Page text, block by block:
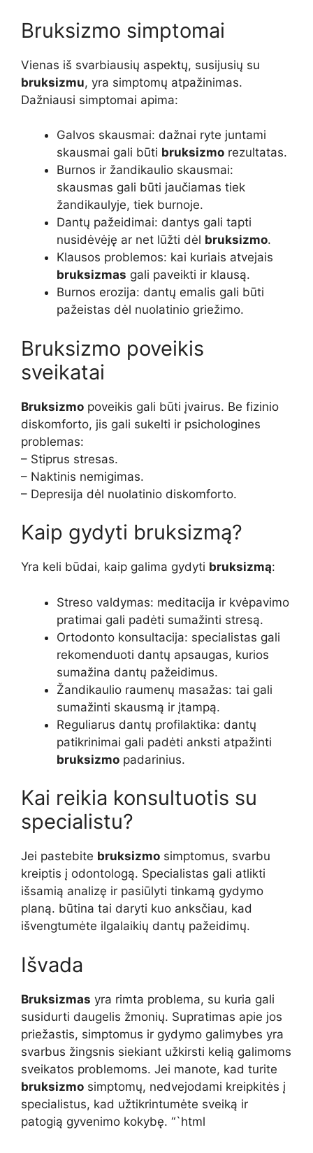
Bruksizmo simptomai
Vienas iš svarbiausių aspektų, susijusių su
bruksizmu, yra simptomų atpažinimas.
Dažniausi simptomai apima:
Galvos skausmai: dažnai ryte juntami
skausmai gali būti bruksizmo rezultatas.
Burnos ir žandikaulio skausmai:
skausmas gali būti jaučiamas tiek
žandikaulyje, tiek burnoje.
Dantų pažeidimai: dantys gali tapti
nusidėvėję ar net lūžti dėl bruksizmo.
Klausos problemos: kai kuriais atvejais
bruksizmas gali paveikti ir klausą.
Burnos erozija: dantų emalis gali būti
pažeistas dėl nuolatinio griežimo.
Bruksizmo poveikis
sveikatai
Bruksizmo poveikis gali būti įvairus. Be fizinio
diskomforto, jis gali sukelti ir psichologines
problemas:
– Stiprus stresas.
– Naktinis nemigimas.
– Depresija dėl nuolatinio diskomforto.
Kaip gydyti bruksizmą?
Yra keli būdai, kaip galima gydyti bruksizmą:
Streso valdymas: meditacija ir kvėpavimo
pratimai gali padėti sumažinti stresą.
Ortodonto konsultacija: specialistas gali
rekomenduoti dantų apsaugas, kurios
sumažina dantų pažeidimus.
Žandikaulio raumenų masažas: tai gali
sumažinti skausmą ir įtampą.
Reguliarus dantų profilaktika: dantų
patikrinimai gali padėti anksti atpažinti
bruksizmo padarinius.
Kai reikia konsultuotis su
specialistu?
Jei pastebite bruksizmo simptomus, svarbu
kreiptis į odontologą. Specialistas gali atlikti
išsamią analizę ir pasiūlyti tinkamą gydymo
planą. būtina tai daryti kuo anksčiau, kad
išvengtumėte ilgalaikių dantų pažeidimų.
Išvada
Bruksizmas yra rimta problema, su kuria gali
susidurti daugelis žmonių. Supratimas apie jos
priežastis, simptomus ir gydymo galimybes yra
svarbus žingsnis siekiant užkirsti kelią galimoms
sveikatos problemoms. Jei manote, kad turite
bruksizmo simptomų, nedvejodami kreipkitės į
specialistus, kad užtikrintumėte sveiką ir
patogią gyvenimo kokybę. “`html